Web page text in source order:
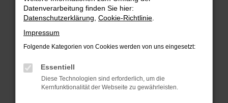
Internetverbindung.
Laden andere Webseiten, zum Beispiel deine
Manche Erweiterungen, wie Werbeblocker,
können das Laden bestimmter Seiten
verhindern. Funktioniert die Seite in einem
anderen Browser oder in einem privaten
Datenverarbeitung finden Sie hier:
Datenschutzerklärung Cookie-Richtlinie
Impressum
Folgende Kategorien von Cookies werden von uns eingesetzt:
Essentiell
Diese Technologien sind erforderlich, um die
Kernfunktionalität der Webseite zu gewährleisten.